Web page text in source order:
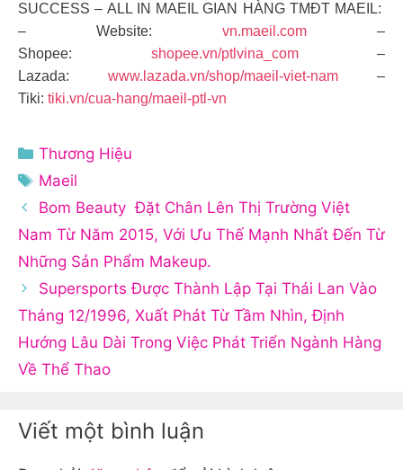
SUCCESS – ALL IN MAEIL GIAN HÀNG TMĐT MAEIL:
– Website: vn.maeil.com –
Shopee: shopee.vn/ptlvina_com–
Lazada: www.lazada.vn/shop/maeil-viet-nam –
Tiki: tiki.vn/cua-hang/maeil-ptl-vn
Danh
mục
Thương Hiệu
Thẻ
Maeil
Bom Beauty Đặt Chân Lên Thị Trường Việt
Nam Từ Năm 2015, Với Ưu Thế Mạnh Nhất Đến Từ
Những Sản Phẩm Makeup.
Supersports Được Thành Lập Tại Thái Lan Vào
Tháng 12/1996, Xuất Phát Từ Tầm Nhìn, Định
Hướng Lâu Dài Trong Việc Phát Triển Ngành Hàng
Về Thể Thao
Viết một bình luận